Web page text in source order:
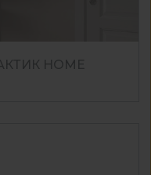
HOME